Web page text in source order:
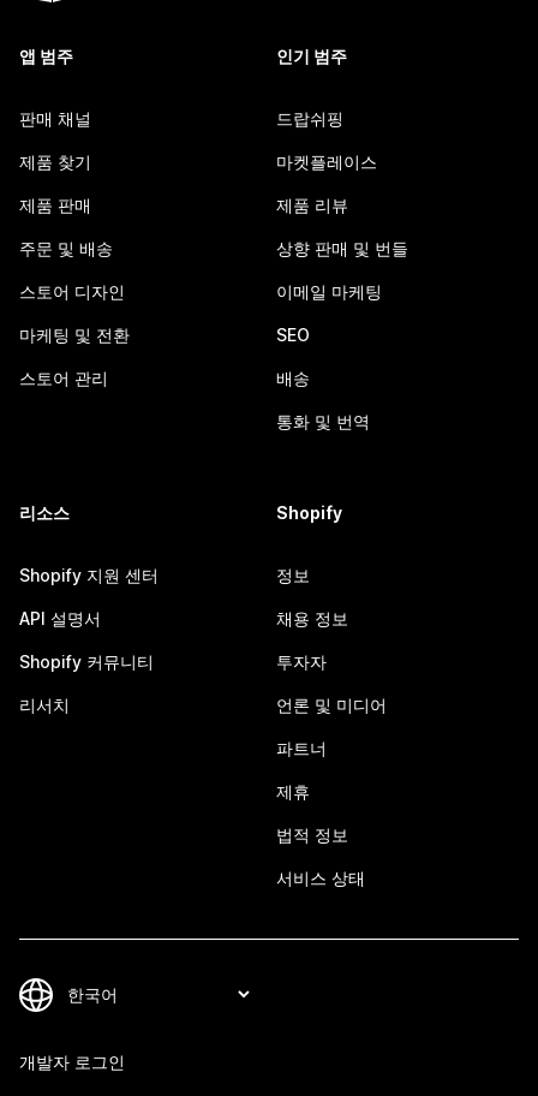
앱 범주
판매 채널
제품 찾기
제품 판매
주문 및 배송
스토어 디자인
마케팅 및 전환
스토어 관리
인기 범주
드랍쉬핑
마켓플레이스
제품 리뷰
상향 판매 및 번들
이메일 마케팅
SEO
배송
통화 및 번역
리소스
Shopify 지원 센터
API 설명서
Shopify 커뮤니티
리서치
Shopify
정보
채용 정보
투자자
언론 및 미디어
파트너
제휴
법적 정보
서비스 상태
개발자 로그인